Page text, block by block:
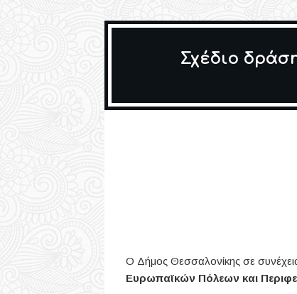
Σχέδιο
Ο Δήμος Θεσσαλονίκης σε
Ευρωπαϊκών Πόλεων και